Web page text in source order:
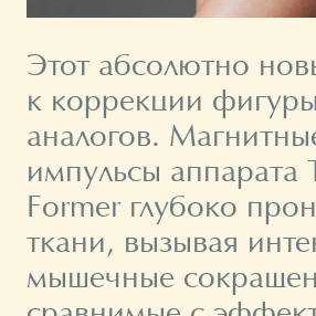
Этот абсолютно
к коррекции
аналогов.
импульсы аппарата
Former глубоко
ткани, вызывая
мышечные